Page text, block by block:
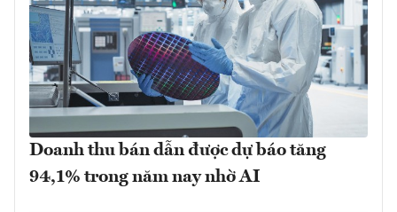
Doanh thu bán dẫn được dự báo tăng
94,1% trong năm nay nhờ AI